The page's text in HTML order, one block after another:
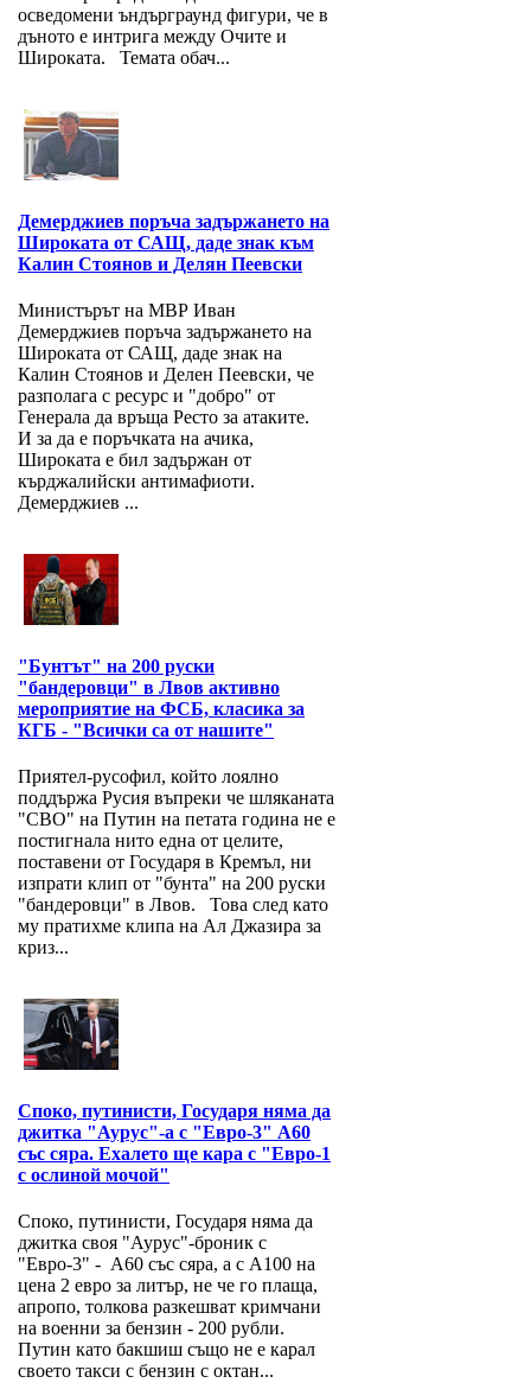
осведомени ъндърграунд фигури, че в
дъното е интрига между Очите и
Широката. Темата обач...
Демерджиев поръча задържането на
Широката от САЩ, даде знак към
Калин Стоянов и Делян Пеевски
Министърът на МВР Иван
Демерджиев поръча задържането на
Широката от САЩ, даде знак на
Калин Стоянов и Делен Пеевски, че
разполага с ресурс и "добро" от
Генерала да връща Ресто за атаките.
И за да е поръчката на ачика,
Широката е бил задържан от
кърджалийски антимафиоти.
Демерджиев ...
"Бунтът" на 200 руски
"бандеровци" в Лвов активно
мероприятие на ФСБ, класика за
КГБ - "Всички са от нашите"
Приятел-русофил, който лоялно
поддържа Русия въпреки че шляканата
"СВО" на Путин на петата година не е
постигнала нито една от целите,
поставени от Государя в Кремъл, ни
изпрати клип от "бунта" на 200 руски
"бандеровци" в Лвов. Това след като
му пратихме клипа на Ал Джазира за
криз...
Споко, путинисти, Государя няма да
джитка "Аурус"-а с "Евро-3" А60
със сяра. Ехалето ще кара с "Евро-1
с ослиной мочой"
Споко, путинисти, Государя няма да
джитка своя "Аурус"-броник с
"Евро-3" - А60 със сяра, а с А100 на
цена 2 евро за литър, не че го плаща,
апропо, толкова разкешват кримчани
на военни за бензин - 200 рубли.
Путин като бакшиш също не е карал
своето такси с бензин с октан...